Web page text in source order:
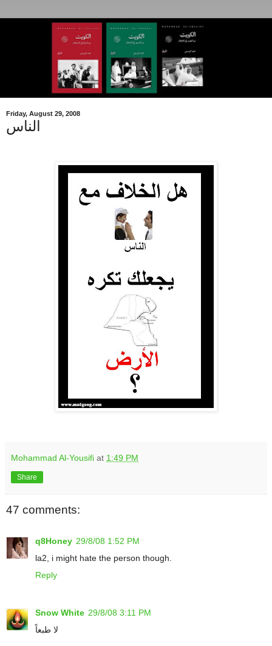
Friday, August 29, 2008
الناس
Mohammad Al-Yousifi at 1:49 PM
Share
47 comments:
q8Honey 29/8/08 1:52 PM
la2, i might hate the person though.
Reply
Snow White 29/8/08 3:11 PM
لا طبعاً